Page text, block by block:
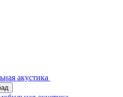
акустика